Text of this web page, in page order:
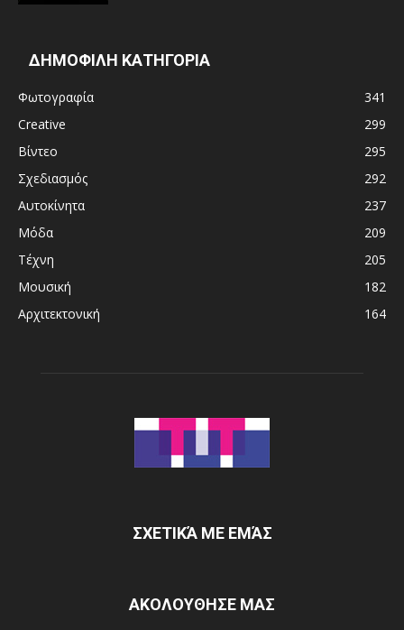
ΔΗΜΟΦΙΛΗ ΚΑΤΗΓΟΡΙΑ
Φωτογραφία
341
Creative
299
Βίντεο
295
Σχεδιασμός
292
Αυτοκίνητα
237
Μόδα
209
Τέχνη
205
Μουσική
182
Αρχιτεκτονική
164
ΣΧΕΤΙΚΆ ΜΕ ΕΜΆΣ
ΑΚΟΛΟΥΘΗΣΕ ΜΑΣ